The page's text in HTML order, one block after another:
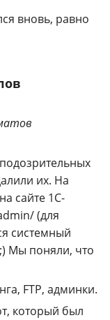
вновь, равно
их. На
сайте 1С-
(для
системный
Мы поняли, что
FTP, админки.
который был